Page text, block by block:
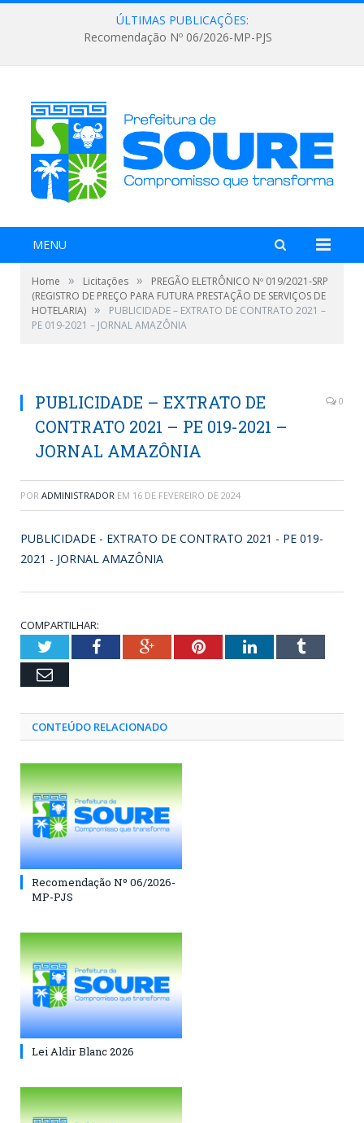
ÚLTIMAS PUBLICAÇÕES:
Recomendação Nº 06/2026-MP-PJS
MENU
Home » Licitações »
PREGÃO ELETRÔNICO Nº 019/2021-SRP
(REGISTRO DE PREÇO PARA FUTURA PRESTAÇÃO DE SERVIÇOS DE
HOTELARIA) »
PUBLICIDADE – EXTRATO DE CONTRATO 2021 –
PE 019-2021 – JORNAL AMAZÔNIA
PUBLICIDADE – EXTRATO DE
CONTRATO 2021 – PE 019-2021 –
JORNAL AMAZÔNIA
0
POR ADMINISTRADOR EM 16 DE FEVEREIRO DE 2024
PUBLICIDADE - EXTRATO DE CONTRATO 2021 - PE 019-
2021 - JORNAL AMAZÔNIA
COMPARTILHAR:
TwitterFacebookGoogle+PinterestLinkedInTumblr
Email
CONTEÚDO RELACIONADO
Recomendação Nº 06/2026-
MP-PJS
Lei Aldir Blanc 2026